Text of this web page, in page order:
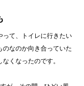
って、トイレに行きたい
のなのか向き合っていた
くなったのです。